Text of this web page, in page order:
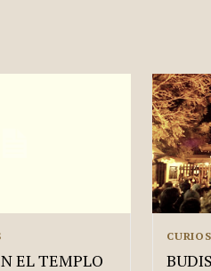
EL TEMPLO